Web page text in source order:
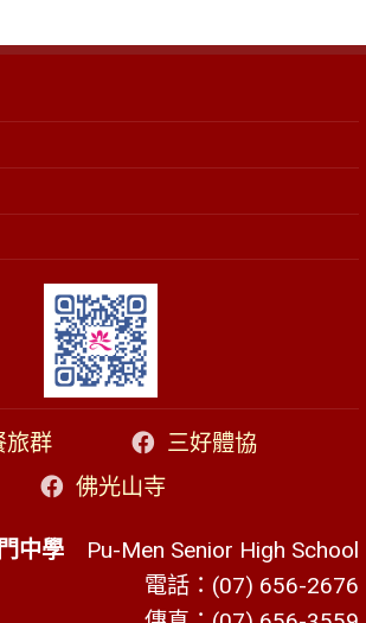
旅群
三好體協
佛光山寺
中學 Pu-Men Senior High School
電話：(07) 656-2676